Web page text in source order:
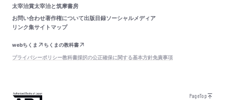
太宰治賞太宰治と筑摩書房
お問い合わせ著作権について出版目録ソーシャルメディア
リンク集サイトマップ
webちくま
ちくまの教科書
プライバシーポリシー教科書採択の公正確保に関する基本方針免責事項
PageTop